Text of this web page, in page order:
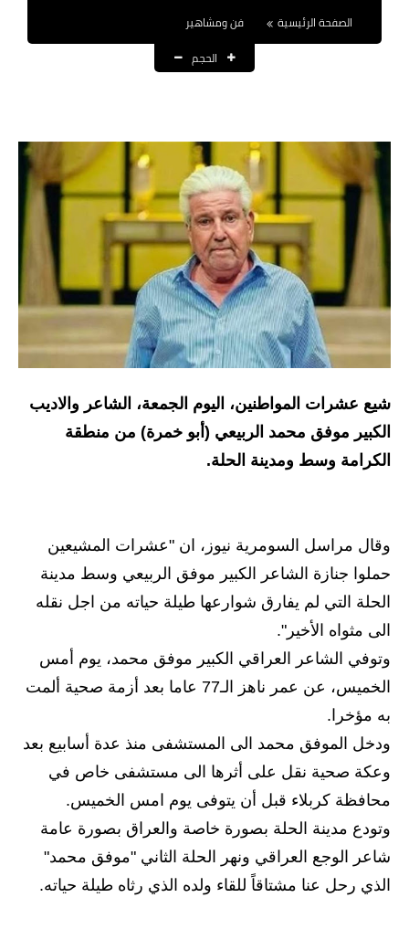
العقود والاجور اليومية
القروض والسلف
المنح المالية
قطع الاراضي
اخبار العراق
الاخبار السياسية
الاخبار الاقتصادية
اخبار وقرارات وزارة التربية
نتائج الامتحانات
المرحلة المتوسطة
المرحلة الابتدائية
المرحلة المتوسطة
المرحلة الاعدادية
الصفحة الرئيسية
فن ومشاهير
الحجم
شيع عشرات المواطنين، اليوم الجمعة، الشاعر والاديب
الكبير موفق محمد الربيعي (أبو خمرة) من منطقة
الكرامة وسط ومدينة الحلة.
وقال مراسل السومرية نيوز، ان "عشرات المشيعين
حملوا جنازة الشاعر الكبير موفق الربيعي وسط مدينة
الحلة التي لم يفارق شوارعها طيلة حياته من اجل نقله
الى مثواه الأخير".
وتوفي الشاعر العراقي الكبير موفق محمد، يوم أمس
الخميس، عن عمر ناهز الـ77 عاما بعد أزمة صحية ألمت
به مؤخرا.
ودخل الموفق محمد الى المستشفى منذ عدة أسابيع بعد
وعكة صحية نقل على أثرها الى مستشفى خاص في
محافظة كربلاء قبل أن يتوفى يوم امس الخميس.
وتودع مدينة الحلة بصورة خاصة والعراق بصورة عامة
شاعر الوجع العراقي ونهر الحلة الثاني "موفق محمد"
الذي رحل عنا مشتاقاً للقاء ولده الذي رثاه طيلة حياته.